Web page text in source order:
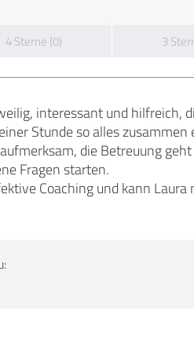
4 Sterne (0) 3
interessant und hilfreich,
Stunde so alles zusammen
die Betreuung
Fragen starten.
Coaching und kann